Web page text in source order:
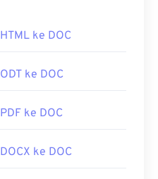
HTML ke DOC
ODT ke DOC
PDF ke DOC
DOCX ke DOC